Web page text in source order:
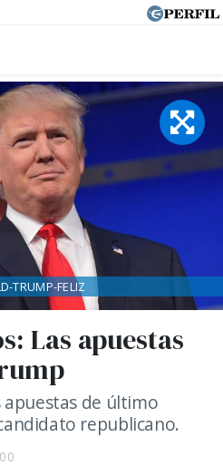
Las apuestas
apuestas de último
republicano.
TRUMP-FELIZ